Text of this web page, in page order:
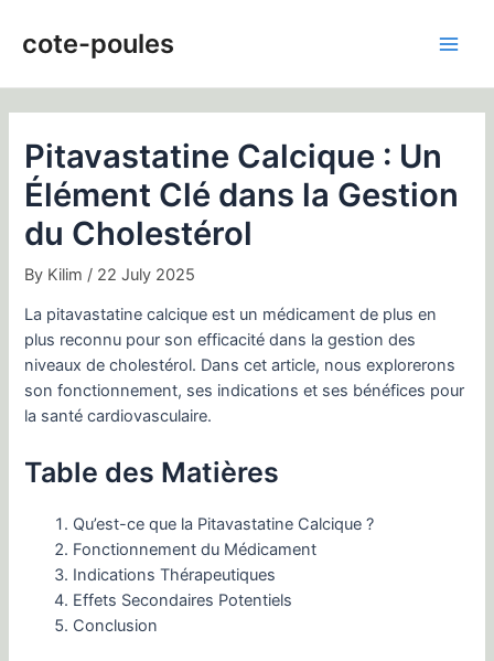
cote-poules
Pitavastatine Calcique : Un
Élément Clé dans la Gestion
du Cholestérol
By Kilim / 22 July 2025
La pitavastatine calcique est un médicament de plus en
plus reconnu pour son efficacité dans la gestion des
niveaux de cholestérol. Dans cet article, nous explorerons
son fonctionnement, ses indications et ses bénéfices pour
la santé cardiovasculaire.
Table des Matières
Qu’est-ce que la Pitavastatine Calcique ?
Fonctionnement du Médicament
Indications Thérapeutiques
Effets Secondaires Potentiels
Conclusion
navigation